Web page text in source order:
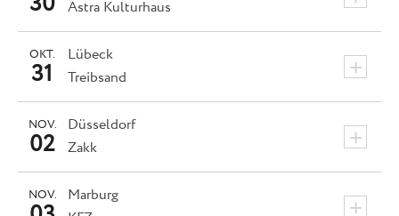
Astra Kulturhaus
Lübeck +
OKT.
31 Treibsand
Düsseldorf +
NOV.
02 Zakk
Marburg +
NOV.